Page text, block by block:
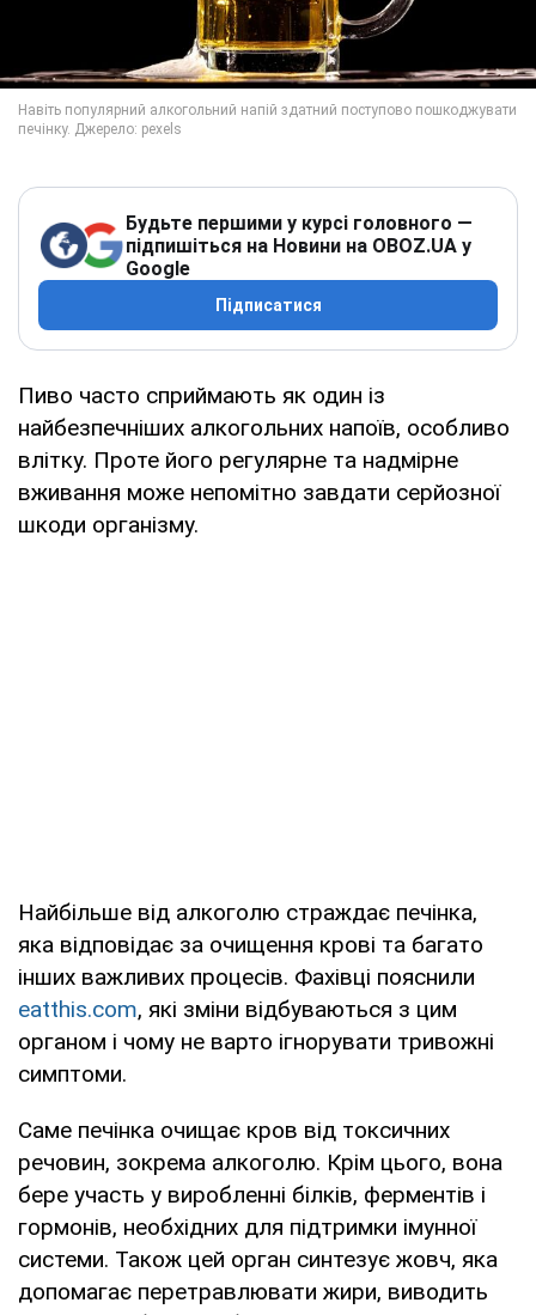
Будьте першими у курсі головного —
підпишіться на Новини на OBOZ.UA у
Google
Підписатися
Пиво часто сприймають як один із
найбезпечніших алкогольних напоїв, особливо
влітку. Проте його регулярне та надмірне
вживання може непомітно завдати серйозної
шкоди організму.
Найбільше від алкоголю страждає печінка,
яка відповідає за очищення крові та багато
інших важливих процесів. Фахівці пояснили
eatthis.com, які зміни відбуваються з цим
органом і чому не варто ігнорувати тривожні
симптоми.
Саме печінка очищає кров від токсичних
речовин, зокрема алкоголю. Крім цього, вона
бере участь у виробленні білків, ферментів і
гормонів, необхідних для підтримки імунної
системи. Також цей орган синтезує жовч, яка
допомагає перетравлювати жири, виводить